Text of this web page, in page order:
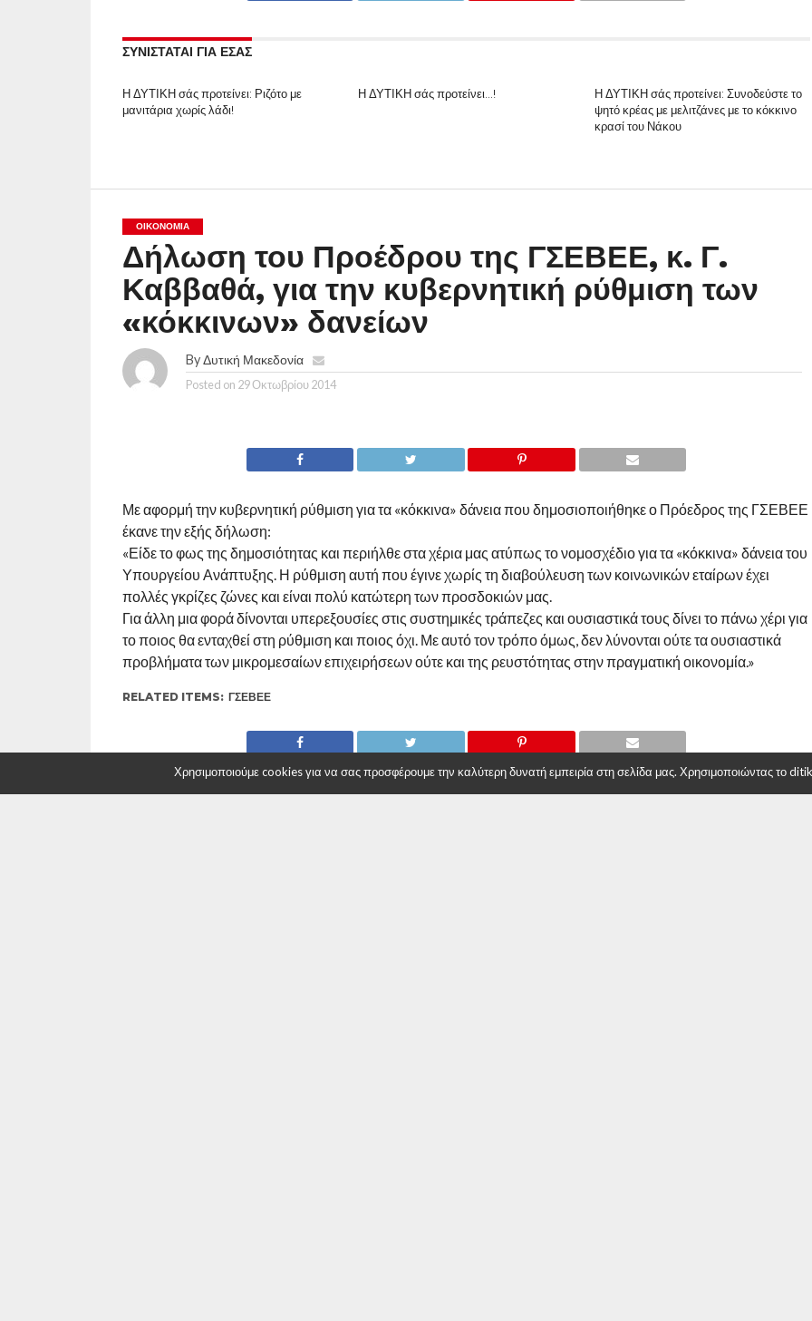
ΣΥΝΙΣΤΑΤΑΙ ΓΙΑ ΕΣΑΣ
Η ΔΥΤΙΚΗ σάς προτείνει: Ριζότο με
μανιτάρια χωρίς λάδι!
Η ΔΥΤΙΚΗ σάς προτείνει…!
Η ΔΥΤΙΚΗ σάς προτείνει: Συνοδεύστε το
ψητό κρέας με μελιτζάνες με το κόκκινο
κρασί του Νάκου
ΟΙΚΟΝΟΜΊΑ
Δήλωση του Προέδρου της ΓΣΕΒΕΕ, κ. Γ.
Καββαθά, για την κυβερνητική ρύθμιση των
«κόκκινων» δανείων
ByΔυτική Μακεδονία
Posted on 29 Οκτωβρίου 2014
Με αφορμή την κυβερνητική ρύθμιση για τα «κόκκινα» δάνεια που δημοσιοποιήθηκε ο Πρόεδρος της ΓΣΕΒΕΕ
έκανε την εξής δήλωση:
«Είδε το φως της δημοσιότητας και περιήλθε στα χέρια μας ατύπως το νομοσχέδιο για τα «κόκκινα» δάνεια του
Υπουργείου Ανάπτυξης. Η ρύθμιση αυτή που έγινε χωρίς τη διαβούλευση των κοινωνικών εταίρων έχει
πολλές γκρίζες ζώνες και είναι πολύ κατώτερη των προσδοκιών μας.
Για άλλη μια φορά δίνονται υπερεξουσίες στις συστημικές τράπεζες και ουσιαστικά τους δίνει το πάνω χέρι για
το ποιος θα ενταχθεί στη ρύθμιση και ποιος όχι. Με αυτό τον τρόπο όμως, δεν λύνονται ούτε τα ουσιαστικά
προβλήματα των μικρομεσαίων επιχειρήσεων ούτε και της ρευστότητας στην πραγματική οικονομία.»
RELATED ITEMS: ΓΣΕΒΕΕ
Χρησιμοποιούμε cookies για να σας προσφέρουμε την καλύτερη δυνατή εμπειρία στη σελίδα μας. Χρησιμοποιώντας το